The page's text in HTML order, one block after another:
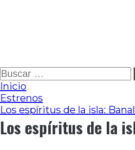
Ir
al
contenido
Buscar:
Inicio
Estrenos
Los espíritus de la isla:
Los espíritus de la